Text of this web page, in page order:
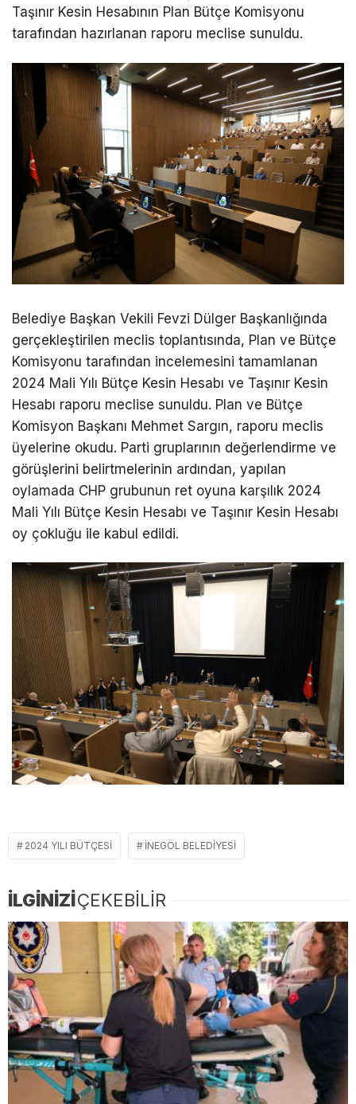
Taşınır Kesin Hesabının Plan Bütçe Komisyonu
tarafından hazırlanan raporu meclise sunuldu.
Belediye Başkan Vekili Fevzi Dülger Başkanlığında
gerçekleştirilen meclis toplantısında, Plan ve Bütçe
Komisyonu tarafından incelemesini tamamlanan
2024 Mali Yılı Bütçe Kesin Hesabı ve Taşınır Kesin
Hesabı raporu meclise sunuldu. Plan ve Bütçe
Komisyon Başkanı Mehmet Sargın, raporu meclis
üyelerine okudu. Parti gruplarının değerlendirme ve
görüşlerini belirtmelerinin ardından, yapılan
oylamada CHP grubunun ret oyuna karşılık 2024
Mali Yılı Bütçe Kesin Hesabı ve Taşınır Kesin Hesabı
oy çokluğu ile kabul edildi.
2024 YILI BÜTÇESI İNEGÖL BELEDIYESI
İLGİNİZİÇEKEBİLİR